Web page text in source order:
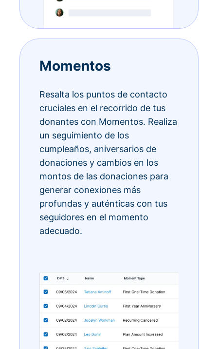
Momentos
Resalta los puntos de contacto
cruciales en el recorrido de tus
donantes con Momentos. Realiza
un seguimiento de los
cumpleaños, aniversarios de
donaciones y cambios en los
montos de las donaciones para
generar conexiones más
profundas y auténticas con tus
seguidores en el momento
adecuado.